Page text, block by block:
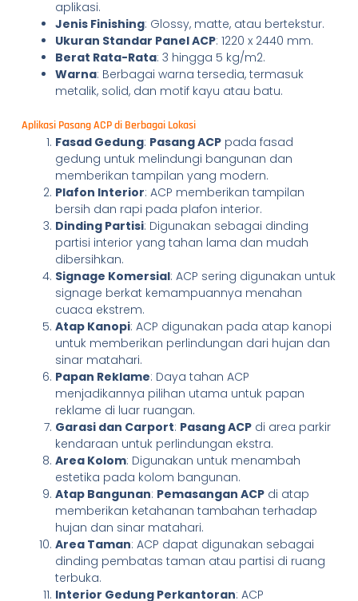
aplikasi.
Jenis Finishing: Glossy, matte, atau bertekstur.
Ukuran Standar Panel ACP: 1220 x 2440 mm.
Berat Rata-Rata: 3 hingga 5 kg/m2.
Warna: Berbagai warna tersedia, termasuk
metalik, solid, dan motif kayu atau batu.
Aplikasi Pasang ACP di Berbagai Lokasi
Fasad Gedung: Pasang ACPpada fasad
gedung untuk melindungi bangunan dan
memberikan tampilan yang modern.
Plafon Interior: ACP memberikan tampilan
bersih dan rapi pada plafon interior.
Dinding Partisi: Digunakan sebagai dinding
partisi interior yang tahan lama dan mudah
dibersihkan.
Signage Komersial: ACP sering digunakan untuk
signage berkat kemampuannya menahan
cuaca ekstrem.
Atap Kanopi: ACP digunakan pada atap kanopi
untuk memberikan perlindungan dari hujan dan
sinar matahari.
Papan Reklame: Daya tahan ACP
menjadikannya pilihan utama untuk papan
reklame di luar ruangan.
Garasi dan Carport: Pasang ACPdi area parkir
kendaraan untuk perlindungan ekstra.
Area Kolom: Digunakan untuk menambah
estetika pada kolom bangunan.
Atap Bangunan: Pemasangan ACPdi atap
memberikan ketahanan tambahan terhadap
hujan dan sinar matahari.
Area Taman: ACP dapat digunakan sebagai
dinding pembatas taman atau partisi di ruang
terbuka.
Interior Gedung Perkantoran: ACP